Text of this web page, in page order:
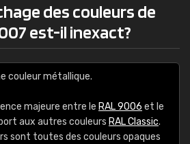
des couleurs de
est-il inexact?
couleur métallique.
majeure entre le RAL 9006 et le
aux autres couleurs RAL Classic.
sont toutes des couleurs opaques